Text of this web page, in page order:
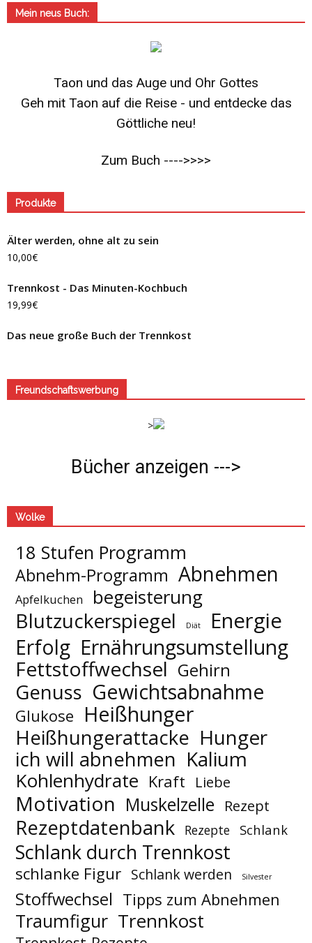
Mein neus Buch:
Taon und das Auge und Ohr Gottes
Geh mit Taon auf die Reise - und entdecke das
Göttliche neu!
Zum Buch ---->>>>
Produkte
Älter werden, ohne alt zu sein
10,00€
Trennkost - Das Minuten-Kochbuch
19,99€
Das neue große Buch der Trennkost
Freundschaftswerbung
>
Bücher anzeigen --->
Wolke
18 Stufen Programm
Abnehm-Programm Abnehmen
Apfelkuchen begeisterung
Blutzuckerspiegel Diät Energie
Erfolg Ernährungsumstellung
Fettstoffwechsel Gehirn
Genuss Gewichtsabnahme
Glukose Heißhunger
Heißhungerattacke Hunger
ich will abnehmen Kalium
Kohlenhydrate Kraft Liebe
Motivation Muskelzelle Rezept
Rezeptdatenbank Rezepte Schlank
Schlank durch Trennkost
schlanke Figur Schlank werden Silvester
Stoffwechsel Tipps zum Abnehmen
Traumfigur Trennkost